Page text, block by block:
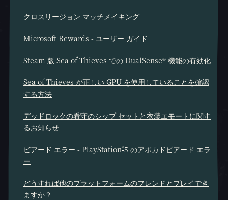
クロスリージョン マッチメイキング
Microsoft Rewards - ユーザー ガイド
Steam 版 Sea of Thieves での DualSense® 機能の有効化
Sea of Thieves が正しい GPU を使用していることを確認
する方法
デッドロックの看守のシップ セットと衣装エモートに関す
るお知らせ
ビアード エラー - PlayStation®5 のアボカドビアード エラ
ー
どうすれば他のプラットフォームのフレンドとプレイでき
ますか？